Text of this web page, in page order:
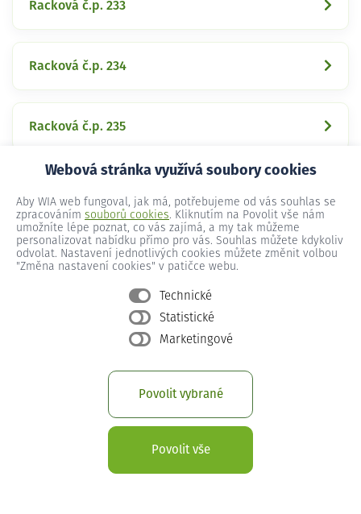
Webová stránka využívá soubory cookies
Aby WIA web fungoval, jak má, potřebujeme od vás souhlas se
zpracováním souborů cookies. Kliknutím na Povolit vše nám
umožníte lépe poznat, co vás zajímá, a my tak můžeme
personalizovat nabídku přímo pro vás. Souhlas můžete kdykoliv
odvolat. Nastavení jednotlivých cookies můžete změnit volbou
"Změna nastavení cookies" v patičce webu.
Technické
Statistické
Marketingové
Povolit vybrané
Povolit vše
Racková č.p. 233
Racková č.p. 234
Racková č.p. 235
Racková č.p. 237
Racková č.p. 239
Racková č.p. 24